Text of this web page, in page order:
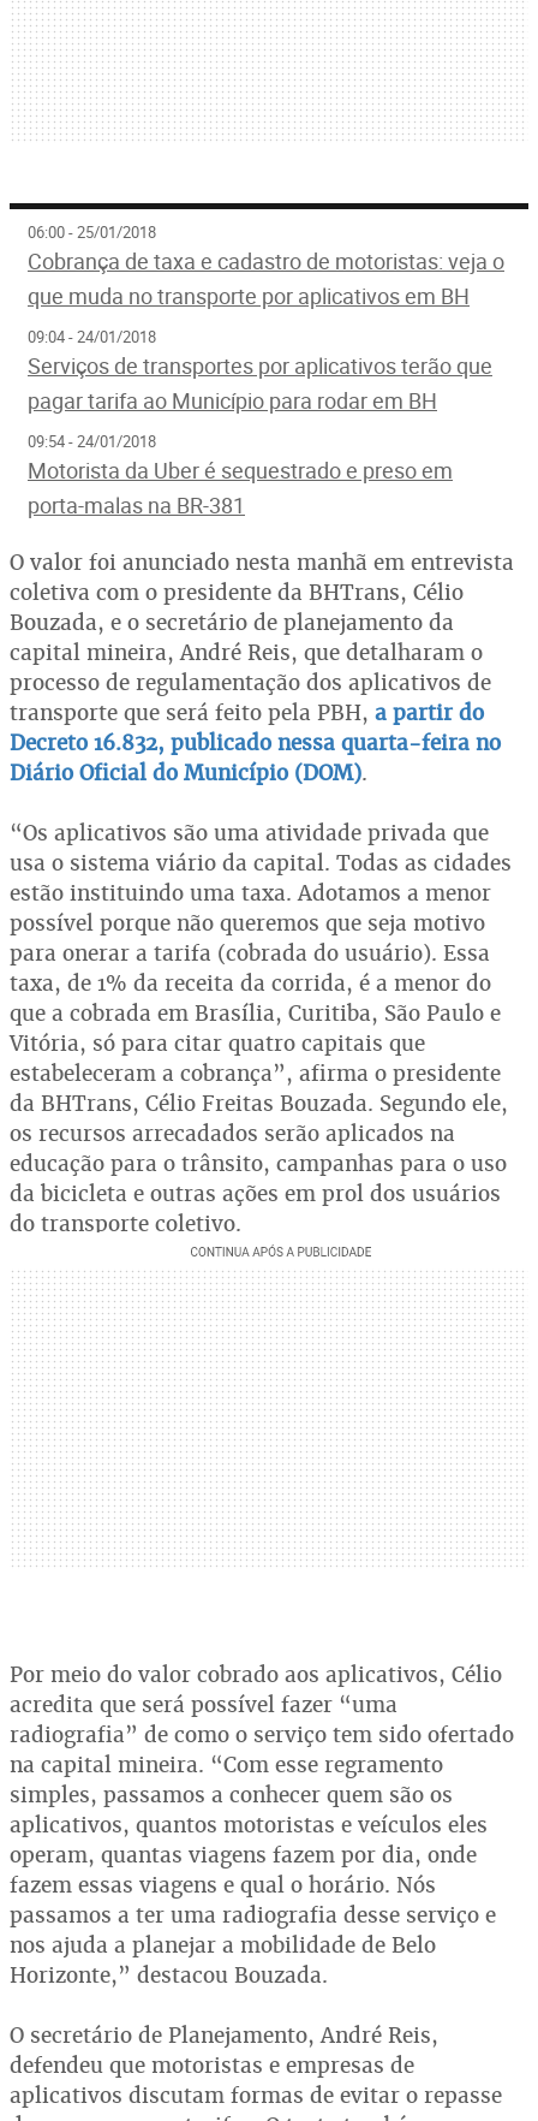
06:00 - 25/01/2018
Cobrança de taxa e cadastro de motoristas: veja o
que muda no transporte por aplicativos em BH
09:04 - 24/01/2018
Serviços de transportes por aplicativos terão que
pagar tarifa ao Município para rodar em BH
09:54 - 24/01/2018
Motorista da Uber é sequestrado e preso em
porta-malas na BR-381
O valor foi anunciado nesta manhã em entrevista
coletiva com o presidente da BHTrans, Célio
Bouzada, e o secretário de planejamento da
capital mineira, André Reis, que detalharam o
processo de regulamentação dos aplicativos de
transporte que será feito pela PBH, a partir do
Decreto 16.832, publicado nessa quarta-feira no
Diário Oficial do Município (DOM).
“Os aplicativos são uma atividade privada que
usa o sistema viário da capital. Todas as cidades
estão instituindo uma taxa. Adotamos a menor
possível porque não queremos que seja motivo
para onerar a tarifa (cobrada do usuário). Essa
taxa, de 1% da receita da corrida, é a menor do
que a cobrada em Brasília, Curitiba, São Paulo e
Vitória, só para citar quatro capitais que
estabeleceram a cobrança”, afirma o presidente
da BHTrans, Célio Freitas Bouzada. Segundo ele,
os recursos arrecadados serão aplicados na
educação para o trânsito, campanhas para o uso
da bicicleta e outras ações em prol dos usuários
do transporte coletivo.
Por meio do valor cobrado aos aplicativos, Célio
acredita que será possível fazer “uma
radiografia” de como o serviço tem sido ofertado
na capital mineira. “Com esse regramento
simples, passamos a conhecer quem são os
aplicativos, quantos motoristas e veículos eles
operam, quantas viagens fazem por dia, onde
fazem essas viagens e qual o horário. Nós
passamos a ter uma radiografia desse serviço e
nos ajuda a planejar a mobilidade de Belo
Horizonte,” destacou Bouzada.
O secretário de Planejamento, André Reis,
defendeu que motoristas e empresas de
aplicativos discutam formas de evitar o repasse